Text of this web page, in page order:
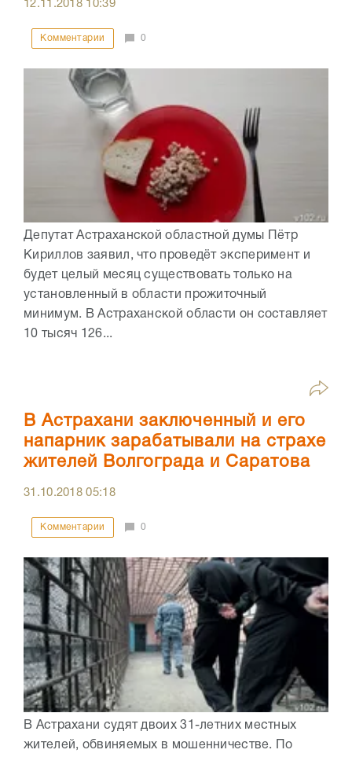
12.11.2018 10:39
Комментарии 0
Депутат Астраханской областной думы Пётр
Кириллов заявил, что проведёт эксперимент и
будет целый месяц существовать только на
установленный в области прожиточный
минимум. В Астраханской области он составляет
10 тысяч 126...
В Астрахани заключенный и его
напарник зарабатывали на страхе
жителей Волгограда и Саратова
31.10.201805:18
Комментарии 0
В Астрахани судят двоих 31-летних местных
жителей, обвиняемых в мошенничестве. По